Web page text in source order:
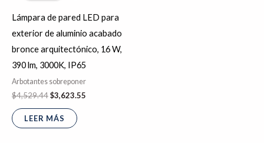
Lámpara de pared LED para
exterior de aluminio acabado
bronce arquitectónico, 16 W,
390 lm, 3000K, IP65
Arbotantes sobreponer
$4,529.44
$4,529.44.
$3,623.55
$3,623.55.
LEER MÁS